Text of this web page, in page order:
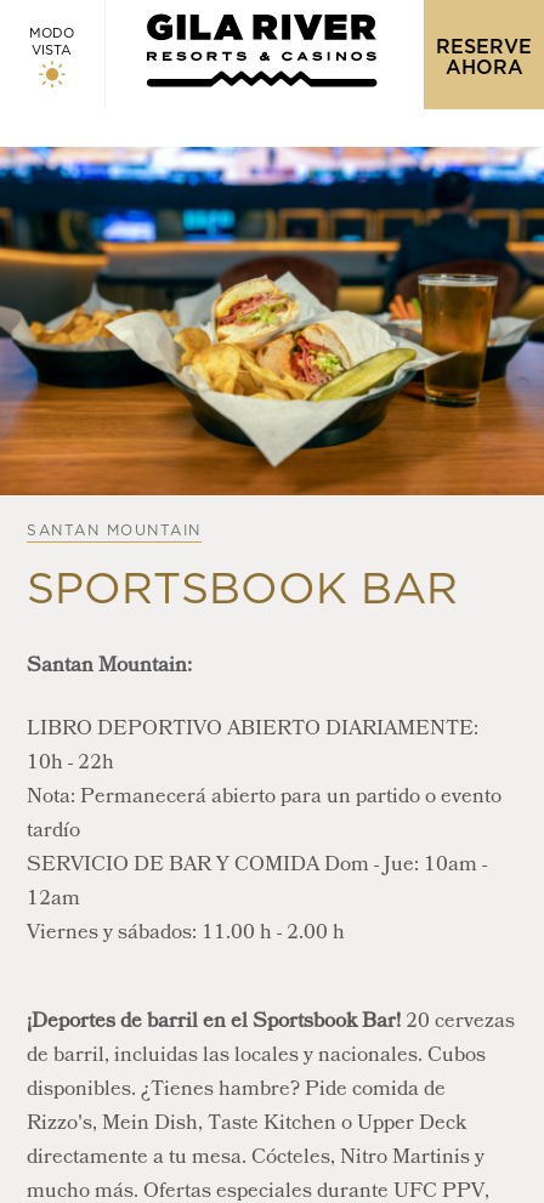
MODO
VISTA
RESERVE
AHORA
SANTAN MOUNTAIN
SPORTSBOOK BAR
Santan Mountain:
LIBRO DEPORTIVO ABIERTO DIARIAMENTE:
10h - 22h
Nota: Permanecerá abierto para un partido o evento
tardío
SERVICIO DE BAR Y COMIDA Dom - Jue: 10am -
12am
Viernes y sábados: 11.00 h - 2.00 h
¡Deportes de barril en el Sportsbook Bar! 20 cervezas
de barril, incluidas las locales y nacionales. Cubos
disponibles. ¿Tienes hambre? Pide comida de
Rizzo's, Mein Dish, Taste Kitchen o Upper Deck
directamente a tu mesa. Cócteles, Nitro Martinis y
mucho más. Ofertas especiales durante UFC PPV,